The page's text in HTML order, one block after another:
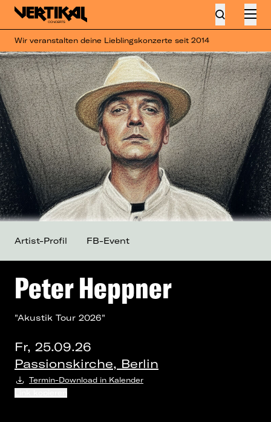
Wir veranstalten deine Lieblingskonzerte seit 2014
Peter Heppner
"Akustik Tour 2026"
Fr, 25.09.26
Passionskirche, Berlin
Termin-Download in Kalender
Artist-Profil FB-Event